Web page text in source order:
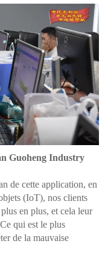
Guoheng Industry
de cette application, en
(IoT), nos clients
en plus, et cela leur
qui est le plus
de la mauvaise